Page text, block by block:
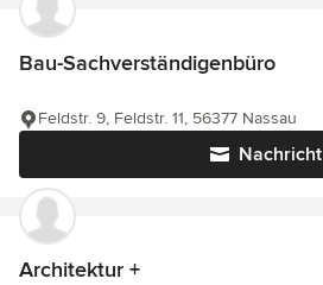
Bau-Sachverständigenbüro
Nachricht
Feldstr. 9, Feldstr. 11, 56377 Nassau
Architektur +